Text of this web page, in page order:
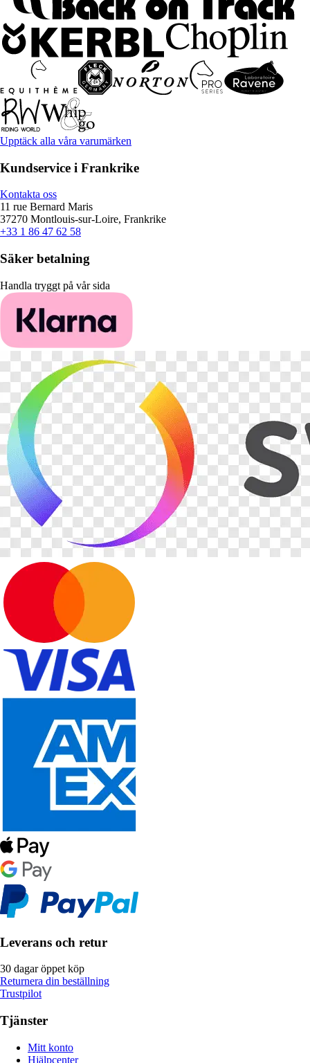
Upptäck alla våra varumärken
Kundservice i Frankrike
Kontakta oss
11 rue Bernard Maris
37270 Montlouis-sur-Loire, Frankrike
+33 1 86 47 62 58
Säker betalning
Handla tryggt på vår sida
Leverans och retur
30 dagar öppet köp
Returnera din beställning
Trustpilot
Tjänster
Mitt konto
Hjälpcenter